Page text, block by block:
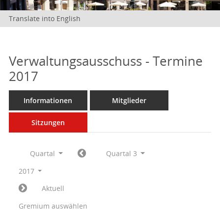
Translate into English
Verwaltungsausschuss - Termine
2017
Informationen Mitglieder
Sitzungen
Quartal
Quartal 3
2017
Aktuell
Gremium auswählen